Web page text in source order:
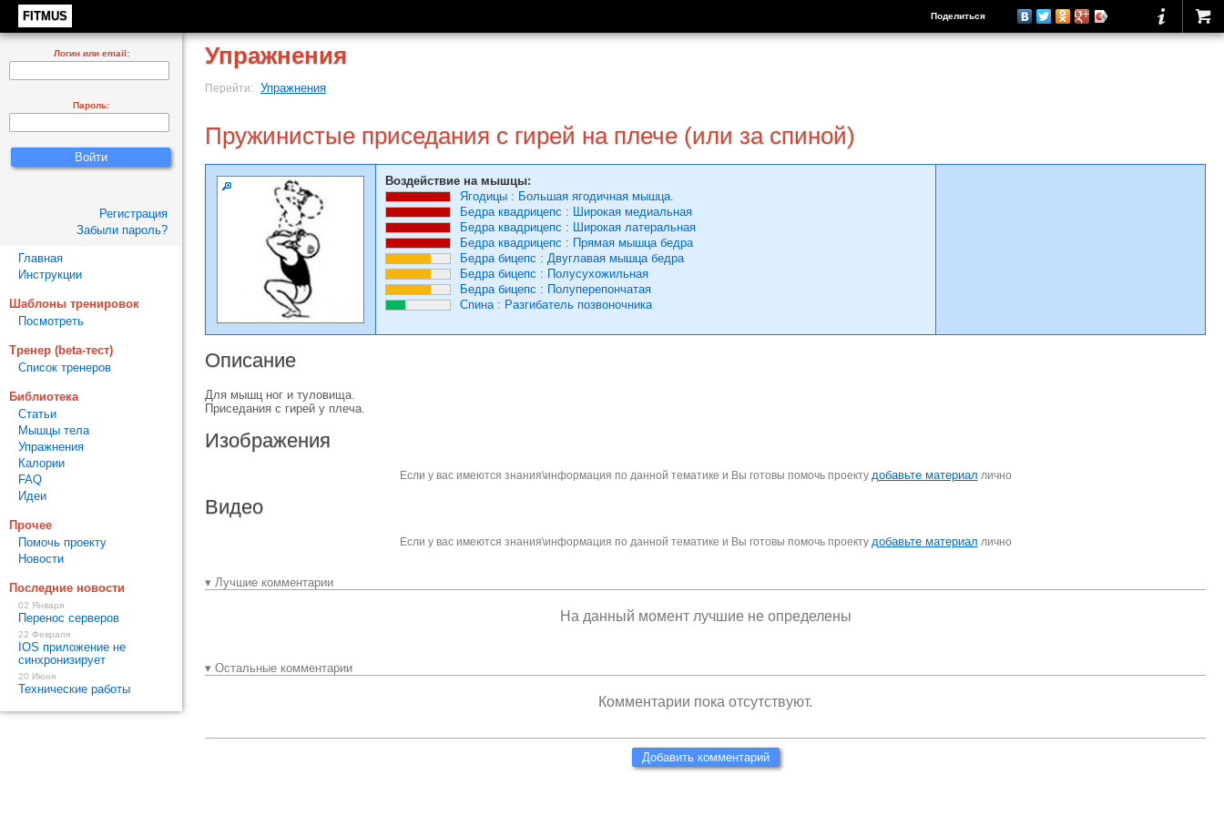
FITMUS Поделиться
Упражнения
Перейти: Упражнения
Пружинистые приседания с гирей на плече (или за спиной)
Воздействие на мышцы:
Ягодицы : Большая ягодичная мышца.
Бедра квадрицепс : Широкая медиальная
Бедра квадрицепс : Широкая латеральная
Бедра квадрицепс : Прямая мышца бедра
Бедра бицепс : Двуглавая мышца бедра
Бедра бицепс : Полусухожильная
Бедра бицепс : Полуперепончатая
Спина: Разгибатель позвоночника
Описание
Для мышц ног и туловища.
Приседания с гирей у плеча.
Изображения
Если у вас имеются знания\информация по данной тематике и Вы готовы помочь проекту добавьте материал лично
Видео
Если у вас имеются знания\информация по данной тематике и Вы готовы помочь проекту добавьте материал лично
▾ Лучшие комментарии
На данный момент лучшие не определены
▾ Остальные комментарии
Комментарии пока отсутствуют.
Добавить комментарий
Логин или email:
Пароль:
Регистрация
Забыли пароль?
Главная
Инструкции
Шаблоны тренировок
Посмотреть
Тренер (beta-тест)
Список тренеров
Библиотека
Статьи
Мышцы тела
Упражнения
Калории
FAQ
Идеи
Прочее
Помочь проекту
Новости
Последние новости
02 Января
Перенос серверов
22 Февраля
IOS приложение не
синхронизирует
20 Июня
Технические работы